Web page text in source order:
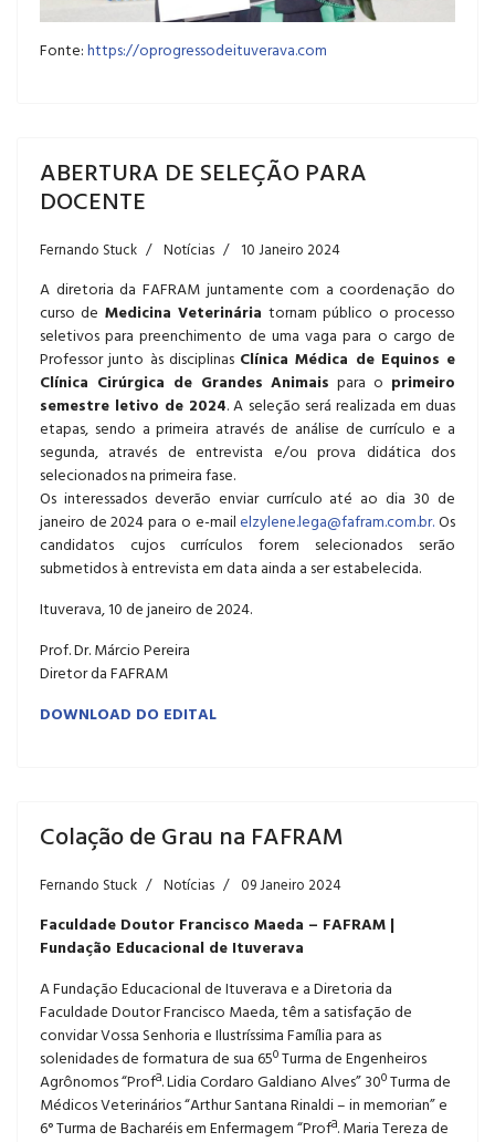
Fonte:https://oprogressodeituverava.com
ABERTURA DE SELEÇÃO PARA
DOCENTE
Fernando Stuck Notícias 10 Janeiro 2024
A diretoria da FAFRAM juntamente com a coordenação do
curso de Medicina Veterinária tornam público o processo
seletivos para preenchimento de uma vaga para o cargo de
Professor junto às disciplinas Clínica Médica de Equinos e
Clínica Cirúrgica de Grandes Animais para o primeiro
semestre letivo de 2024. A seleção será realizada em duas
etapas, sendo a primeira através de análise de currículo e a
segunda, através de entrevista e/ou prova didática dos
selecionados na primeira fase.
Os interessados deverão enviar currículo até ao dia 30 de
janeiro de 2024 para o e-mailelzylene.lega@fafram.com.br.Os
candidatos cujos currículos forem selecionados serão
submetidos à entrevista em data ainda a ser estabelecida.
Ituverava, 10 de janeiro de 2024.
Prof. Dr. Márcio Pereira
Diretor da FAFRAM
DOWNLOAD DO EDITAL
Colação de Grau na FAFRAM
Fernando Stuck Notícias 09 Janeiro 2024
Faculdade Doutor Francisco Maeda – FAFRAM |
Fundação Educacional de Ituverava
A Fundação Educacional de Ituverava e a Diretoria da
Faculdade Doutor Francisco Maeda, têm a satisfação de
convidar Vossa Senhoria e Ilustríssima Família para as
solenidades de formatura de sua 65º Turma de Engenheiros
Agrônomos “Profª. Lidia Cordaro Galdiano Alves” 30º Turma de
Médicos Veterinários “Arthur Santana Rinaldi – in memorian” e
6° Turma de Bacharéis em Enfermagem “Profª. Maria Tereza de